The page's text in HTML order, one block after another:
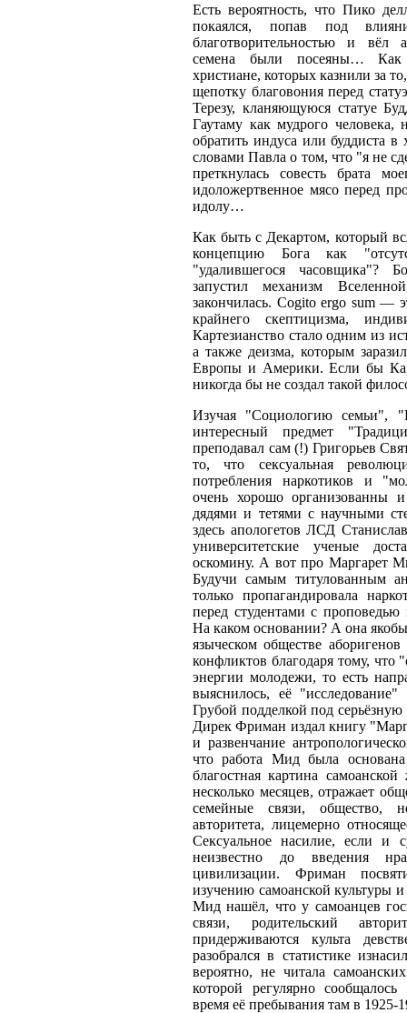
Есть вероятность, что Пико
покаялся, попав под
благотворительностью и вёл
семена были посеяны… Как
христиане, которых казнили за
щепотку благовония перед
Терезу, кланяющуюся статуе
Гаутаму как мудрого человека,
обратить индуса или буддиста
словами Павла о том, что "я не
преткнулась совесть брата
идоложертвенное мясо перед
идолу…
Как быть с Декартом, который
концепцию Бога как
"удалившегося часовщика"?
запустил механизм
закончилась. Cogito ergo sum —
крайнего скептицизма,
Картезианство стало одним из
а также деизма, которым
Европы и Америки. Если бы
никогда бы не создал такой
Изучая "Социологию семьи",
интересный предмет
преподавал сам (!) Григорьев
то, что сексуальная
потребления наркотиков и
очень хорошо организованны
дядями и тетями с научными
здесь апологетов ЛСД
университетские ученые
оскомину. А вот про Маргарет
Будучи самым титулованным
только пропагандировала
перед студентами с
На каком основании? А она
языческом обществе
конфликтов благодаря тому, что
энергии молодежи, то есть
выяснилось, её
Грубой подделкой под
Дирек Фриман издал книгу
и развенчание
что работа Мид была
благостная картина
несколько месяцев, отражает
семейные связи, общество,
авторитета, лицемерно
Сексуальное насилие, если и
неизвестно до введения
цивилизации. Фриман
изучению самоанской культуры
Мид нашёл, что у самоанцев
связи, родительский
придерживаются культа
разобрался в статистике
вероятно, не читала
которой регулярно
время её пребывания там в 1925-